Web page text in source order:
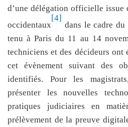
d’une délégation officielle issue
occidentaux
[4]
dans le cadre
tenu à Paris du 11 au 14
techniciens et des décideurs ont
cet évènement suivant des
identifiés. Pour les
présenter les nouvelles
pratiques judiciaires en
prélèvement de la preuve